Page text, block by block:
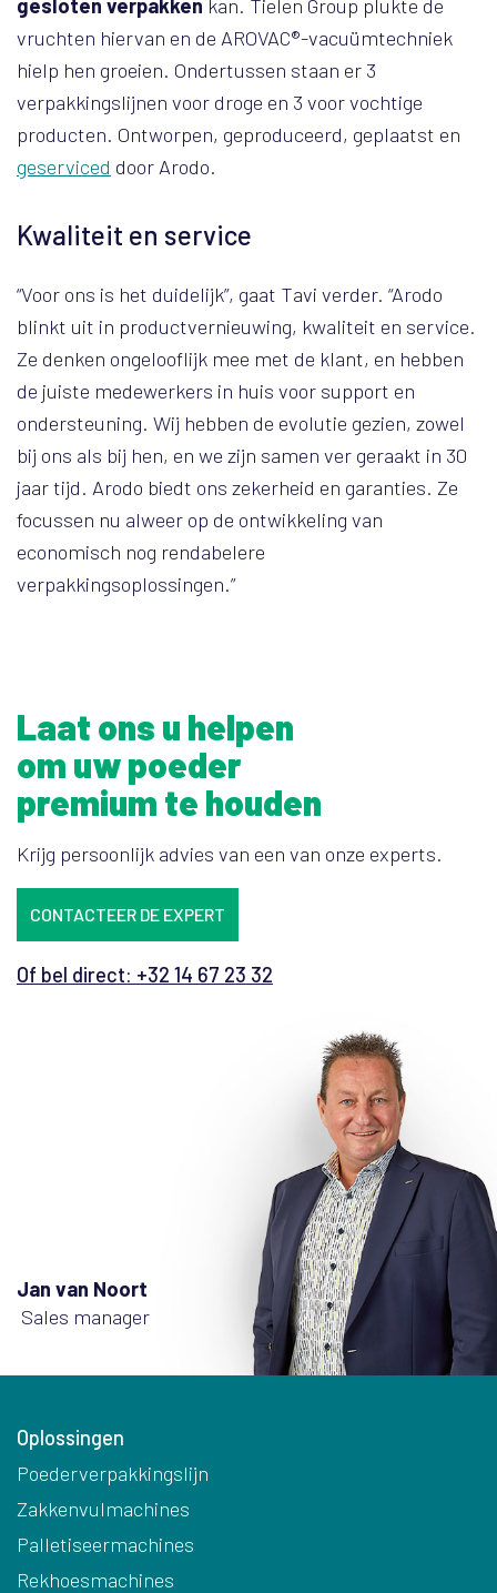
gesloten verpakken kan. Tielen Group plukte de
vruchten hiervan en de AROVAC®-vacuümtechniek
hielp hen groeien. Ondertussen staan er 3
verpakkingslijnen voor droge en 3 voor vochtige
producten. Ontworpen, geproduceerd, geplaatst en
geserviced door Arodo.
Kwaliteit en service
“Voor ons is het duidelijk”, gaat Tavi verder. “Arodo
blinkt uit in productvernieuwing, kwaliteit en service.
Ze denken ongelooflijk mee met de klant, en hebben
de juiste medewerkers in huis voor support en
ondersteuning. Wij hebben de evolutie gezien, zowel
bij ons als bij hen, en we zijn samen ver geraakt in 30
jaar tijd. Arodo biedt ons zekerheid en garanties. Ze
focussen nu alweer op de ontwikkeling van
economisch nog rendabelere
verpakkingsoplossingen.”
Laat ons u helpen
om uw poeder
premium te houden
Krijg persoonlijk advies van een van onze experts.
CONTACTEER DE EXPERT
Of bel direct: +32 14 67 23 32
Jan van Noort
Sales manager
Oplossingen
Poederverpakkingslijn
Zakkenvulmachines
Palletiseermachines
Rekhoesmachines